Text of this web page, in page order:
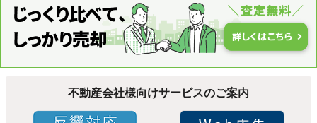
不動産会社様向けサービスのご案内